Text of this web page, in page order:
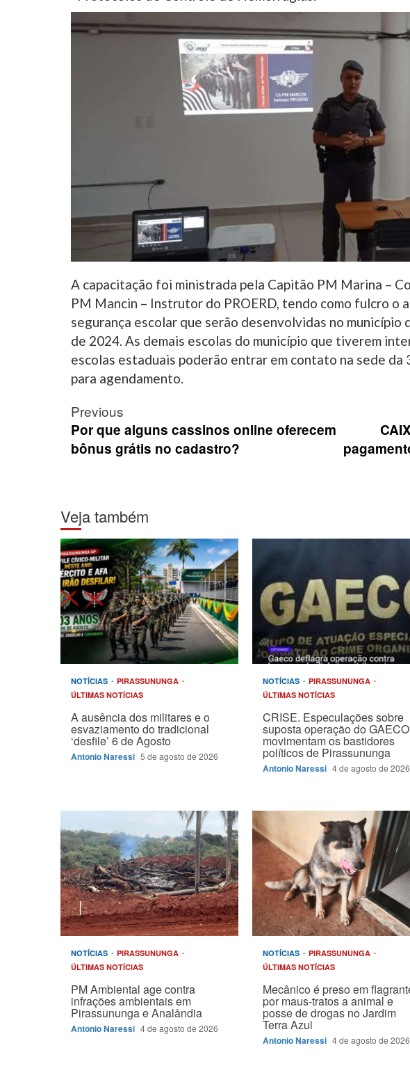
A capacitação foi ministrada pela Capitão PM Marina –
PM Mancin – Instrutor do PROERD, tendo como fulcro o
segurança escolar que serão desenvolvidas no município
de 2024. As demais escolas do município que tiverem
escolas estaduais poderão entrar em contato na sede da
para agendamento.
Post
navigation
Previous
Por que alguns cassinos online oferecem
bônus grátis no cadastro?
Veja também
NOTÍCIAS
PIRASSUNUNGA
ÚLTIMAS NOTÍCIAS
A ausência dos militares e o
esvaziamento do tradicional
‘desfile’ 6 de Agosto
Antonio Naressi 5 de agosto de 2026
NOTÍCIAS
PIRASSUNUNGA
ÚLTIMAS NOTÍCIAS
CRISE. Especulações sobre
suposta operação do GAECO
movimentam os bastidores
políticos de Pirassununga
Antonio Naressi 4 de agosto de 2026
NOTÍCIAS
PIRASSUNUNGA
ÚLTIMAS NOTÍCIAS
PM Ambiental age contra
infrações ambientais em
Pirassununga e Analândia
Antonio Naressi 4 de agosto de 2026
NOTÍCIAS
PIRASSUNUNGA
ÚLTIMAS NOTÍCIAS
Mecânico é preso em
por maus-tratos a animal e
posse de drogas no Jardim
Terra Azul
Antonio Naressi 4 de agosto de 2026